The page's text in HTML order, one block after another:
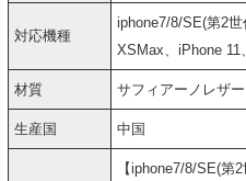
対応機種
iphone7/8/SE(第2
XSMax、iPhone 11
材質 サフィアーノレザー
生産国 中国
【iphone7/8/SE(第